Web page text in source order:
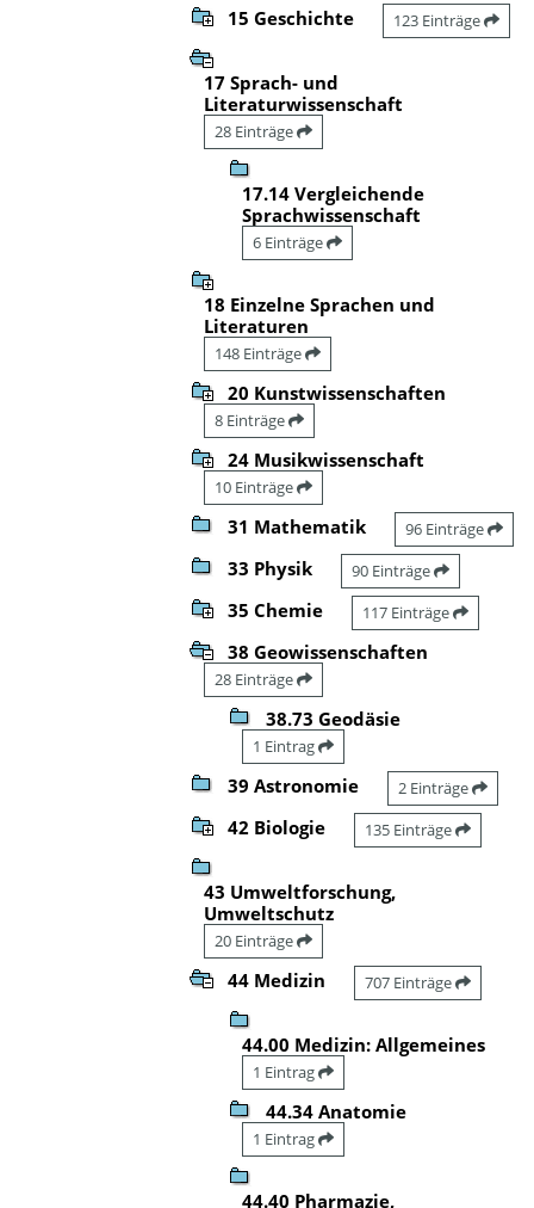
15 Geschichte 123 Einträge
17 Sprach- und
Literaturwissenschaft
28 Einträge
17.14 Vergleichende
Sprachwissenschaft
6 Einträge
18 Einzelne Sprachen und
Literaturen
148 Einträge
20 Kunstwissenschaften
8 Einträge
24 Musikwissenschaft
10 Einträge
31 Mathematik 96 Einträge
33 Physik 90 Einträge
35 Chemie 117 Einträge
38 Geowissenschaften
28 Einträge
38.73 Geodäsie
1 Eintrag
39 Astronomie 2 Einträge
42 Biologie 135 Einträge
43 Umweltforschung,
Umweltschutz
20 Einträge
44 Medizin 707 Einträge
44.00 Medizin: Allgemeines
1 Eintrag
44.34 Anatomie
1 Eintrag
44.40 Pharmazie,